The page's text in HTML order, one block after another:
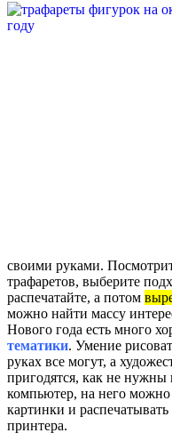
своими руками.
трафаретов, выберите
распечатайте, а потом
можно найти массу
Нового года есть много
тематики. Умение
руках все могут, а
пригодятся, как не нужны
компьютер, на него
картинки и
принтера.